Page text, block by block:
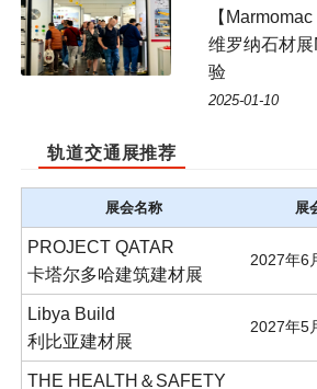
【
维罗纳石材
验
2025-01-10
轨道交通展推荐
展会名称 展
PROJECT QATAR
卡塔尔多哈建筑建材展
2027年6
Libya Build
利比亚建材展
2027年5
THE HEALTH＆SAFETY